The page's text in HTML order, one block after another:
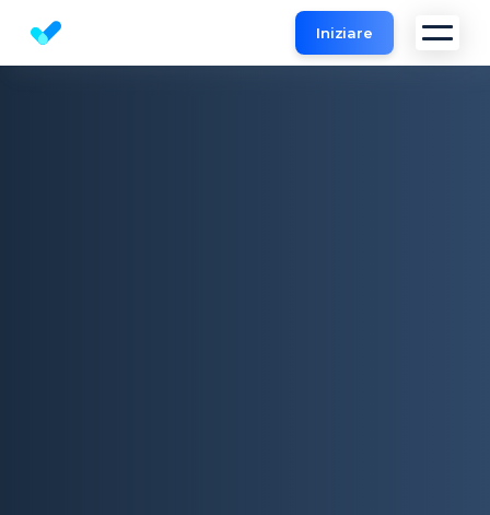
Strumento analisi SEO gratuito Iniziare